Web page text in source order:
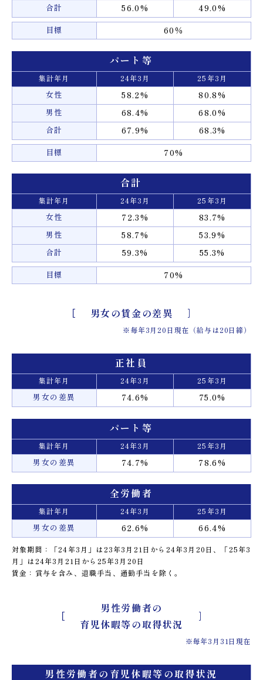
合計 56.0% 49.0%
目標 60％
パート等
集計年月 24年3月 25年3月
女性 58.2% 80.8%
男性 68.4% 68.0%
合計 67.9% 68.3%
目標 70%
合計
集計年月 24年3月 25年3月
女性 72.3% 83.7%
男性 58.7% 53.9%
合計 59.3% 55.3%
目標 70%
男女の賃金の差異
※毎年3月20日現在（給与は20日締）
正社員
集計年月 24年3月 25年3月
男女の差異 74.6% 75.0%
パート等
集計年月 24年3月 25年3月
男女の差異 74.7% 78.6%
全労働者
集計年月 24年3月 25年3月
男女の差異 62.6% 66.4%
対象期間：「24年3月」は23年3月21日から24年3月20日、「25年3
月」は24年3月21日から25年3月20日
賃金：賞与を含み、退職手当、通勤手当を除く。
男性労働者の
育児休暇等の取得状況
※毎年3月31日現在
男性労働者の育児休暇等の取得状況